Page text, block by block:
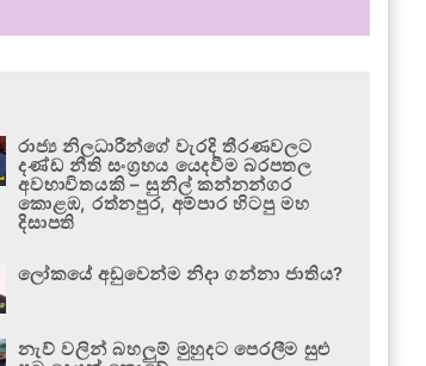
රාජ්‍ය නිලධාරීන්ගේ වැරදි තීරණවලට
දණ්ඩ නීති සංග්‍රහය යෙදවීම බරපතල
අවභාවිතයකි – සුනිල් කන්නන්ගර
කොළඹ, රත්නපුර, අම්පාර හිටපු මහ
දිසාපති
ලෝකයේ අඩුවෙන්ම නිදා ගන්නා ජාතිය?
නැව් වලින් බහලුම් මුහුදට පෙරලීම සුළු